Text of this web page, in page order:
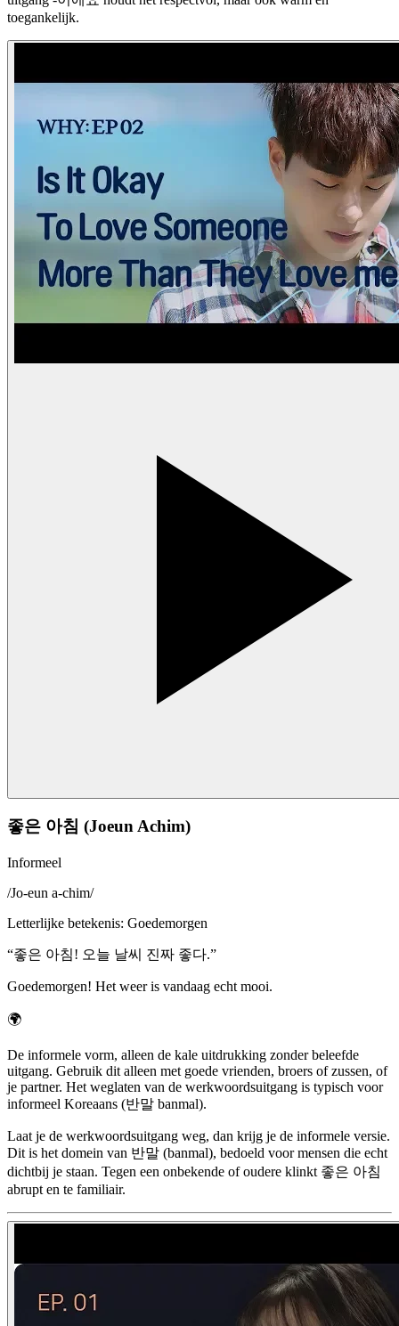
toegankelijk.
좋은 아침 (Joeun Achim)
Informeel
/Jo-eun a-chim/
Letterlijke betekenis: Goedemorgen
“좋은 아침! 오늘 날씨 진짜 좋다.”
Goedemorgen! Het weer is vandaag echt mooi.
🌍
De informele vorm, alleen de kale uitdrukking zonder beleefde
uitgang. Gebruik dit alleen met goede vrienden, broers of zussen, of
je partner. Het weglaten van de werkwoordsuitgang is typisch voor
informeel Koreaans (반말 banmal).
Laat je de werkwoordsuitgang weg, dan krijg je de informele versie.
Dit is het domein van 반말 (banmal), bedoeld voor mensen die echt
dichtbij je staan. Tegen een onbekende of oudere klinkt 좋은 아침
abrupt en te familiair.